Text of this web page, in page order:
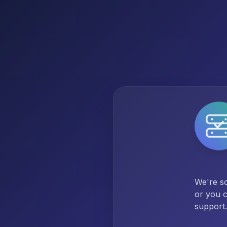
We're
or you
support.